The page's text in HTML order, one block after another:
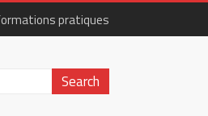
pratiques